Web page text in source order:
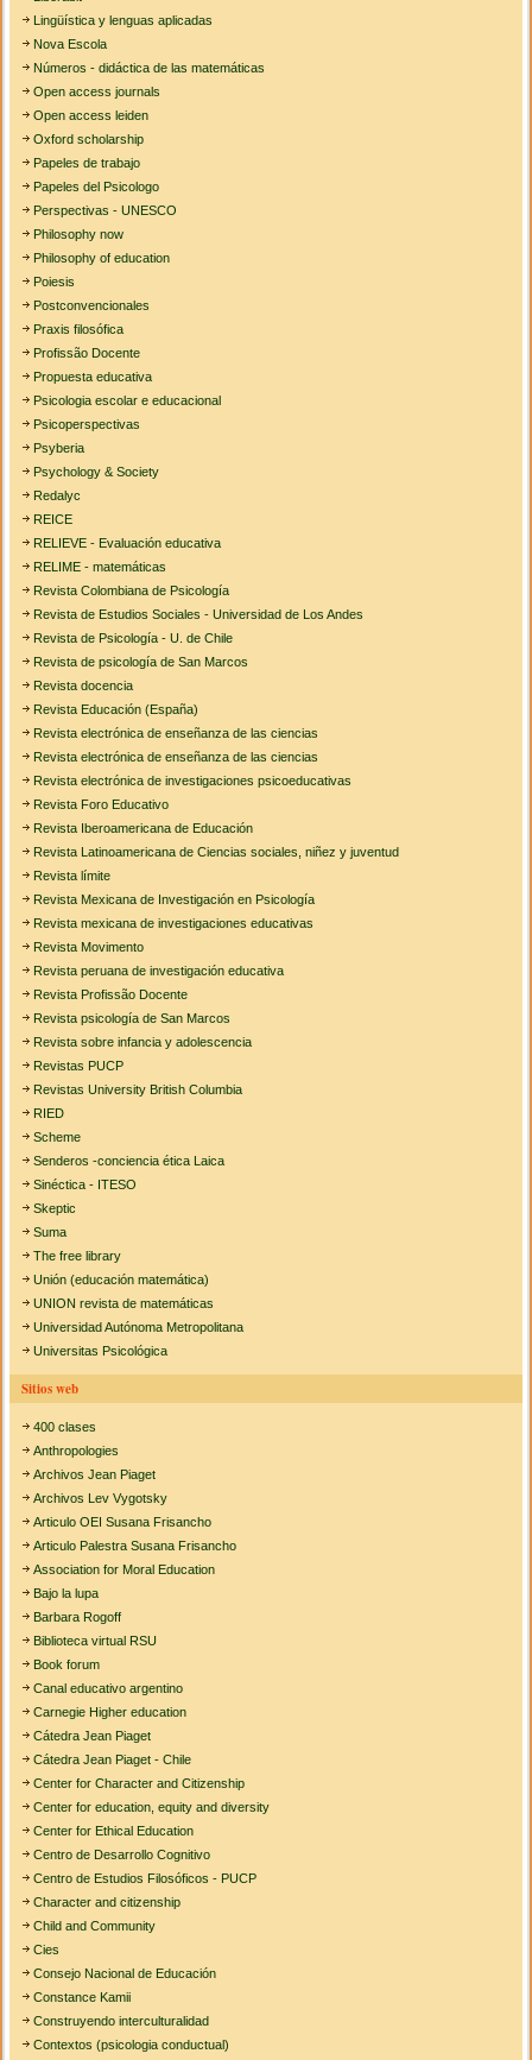
Lingüística y lenguas aplicadas
Nova Escola
Números - didáctica de las matemáticas
Open access journals
Open access leiden
Oxford scholarship
Papeles de trabajo
Papeles del Psicologo
Perspectivas - UNESCO
Philosophy now
Philosophy of education
Poiesis
Postconvencionales
Praxis filosófica
Profissão Docente
Propuesta educativa
Psicologia escolar e educacional
Psicoperspectivas
Psyberia
Psychology & Society
Redalyc
REICE
RELIEVE - Evaluación educativa
RELIME - matemáticas
Revista Colombiana de Psicología
Revista de Estudios Sociales - Universidad de Los Andes
Revista de Psicología - U. de Chile
Revista de psicología de San Marcos
Revista docencia
Revista Educación (España)
Revista electrónica de enseñanza de las ciencias
Revista electrónica de enseñanza de las ciencias
Revista electrónica de investigaciones psicoeducativas
Revista Foro Educativo
Revista Iberoamericana de Educación
Revista Latinoamericana de Ciencias sociales, niñez y juventud
Revista límite
Revista Mexicana de Investigación en Psicología
Revista mexicana de investigaciones educativas
Revista Movimento
Revista peruana de investigación educativa
Revista Profissão Docente
Revista psicología de San Marcos
Revista sobre infancia y adolescencia
Revistas PUCP
Revistas University British Columbia
RIED
Scheme
Senderos -conciencia ética Laica
Sinéctica - ITESO
Skeptic
Suma
The free library
Unión (educación matemática)
UNION revista de matemáticas
Universidad Autónoma Metropolitana
Universitas Psicológica
Sitios web
400 clases
Anthropologies
Archivos Jean Piaget
Archivos Lev Vygotsky
Articulo OEI Susana Frisancho
Articulo Palestra Susana Frisancho
Association for Moral Education
Bajo la lupa
Barbara Rogoff
Biblioteca virtual RSU
Book forum
Canal educativo argentino
Carnegie Higher education
Cátedra Jean Piaget
Cátedra Jean Piaget - Chile
Center for Character and Citizenship
Center for education, equity and diversity
Center for Ethical Education
Centro de Desarrollo Cognitivo
Centro de Estudios Filosóficos - PUCP
Character and citizenship
Child and Community
Cies
Consejo Nacional de Educación
Constance Kamii
Construyendo interculturalidad
Contextos (psicologia conductual)